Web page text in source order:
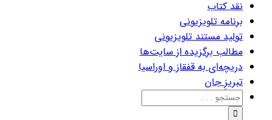
نقد کتاب
برنامه‌ تلویزیونی
تولید مستند تلویزیونی
مطالب برگزیده از سایت‌ها
دریچه‌ای به قفقاز و اوراسیا
تبریزِ جان
جستجو
برای: